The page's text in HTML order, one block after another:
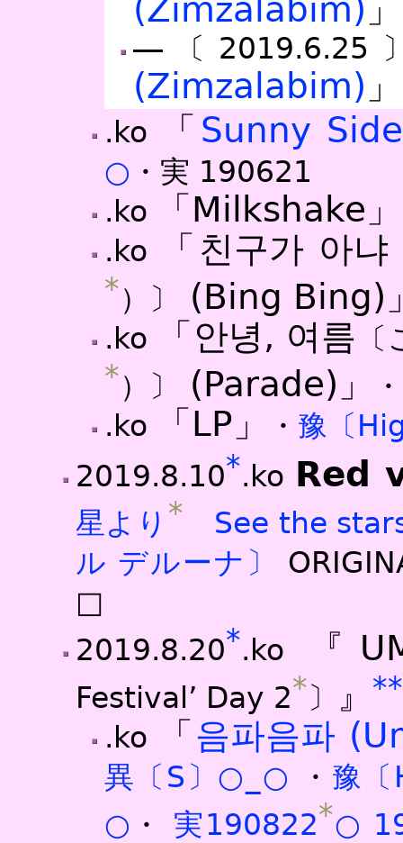
(Zimzalabim) 」
―〔2019.6.25
(Zimzalabim) 」
.ko 「 Sunny
○ ・実 190621
.ko
「Milkshake」
.ko
「친구가 아냐
*）〕 (Bing Bing)
.ko 「안녕, 여름
*）〕 (Parade)」 ・
.ko
「LP」 ・ 豫〔
2019.8.10*.ko Red
星より * See the
ル デルーナ〕
□
2019.8.20*.ko 『
Festival’ Day 2*〕 』 **
.ko
「 음파음파
異〔S〕○ _○ ・ 豫
○ ・ 実190822*○